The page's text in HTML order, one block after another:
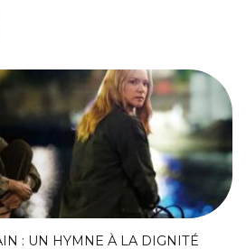
: UN HYMNE À LA DIGNITÉ